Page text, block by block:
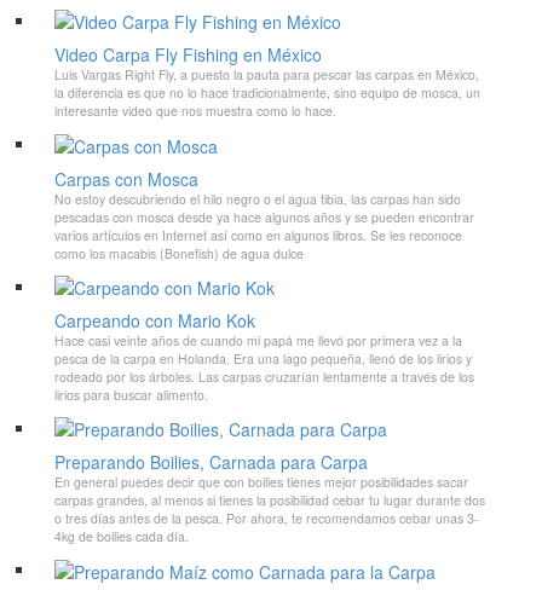
Video Carpa Fly Fishing en México
Luis Vargas Right Fly, a puesto la pauta para pescar las carpas en México,
la diferencia es que no lo hace tradicionalmente, sino equipo de mosca, un
interesante video que nos muestra como lo hace.
Carpas con Mosca
No estoy descubriendo el hilo negro o el agua tibia, las carpas han sido
pescadas con mosca desde ya hace algunos años y se pueden encontrar
varios artículos en Internet así como en algunos libros. Se les reconoce
como los macabis (Bonefish) de agua dulce
Carpeando con Mario Kok
Hace casi veinte años de cuando mi papá me llevó por primera vez a la
pesca de la carpa en Holanda. Era una lago pequeña, llenó de los lirios y
rodeado por los árboles. Las carpas cruzarían lentamente a través de los
lirios para buscar alimento.
Preparando Boilies, Carnada para Carpa
En general puedes decir que con boilies tienes mejor posibilidades sacar
carpas grandes, al menos si tienes la posibilidad cebar tu lugar durante dos
o tres días antes de la pesca. Por ahora, te recomendamos cebar unas 3-
4kg de boilies cada día.